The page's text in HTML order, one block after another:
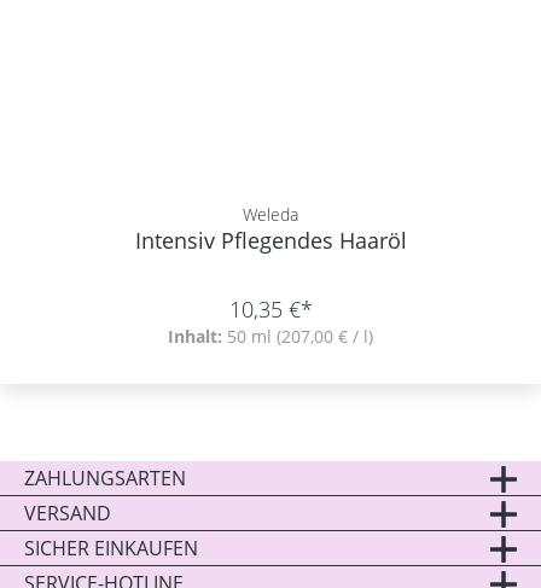
Weleda
Intensiv Pflegendes Haaröl
10,35 €*
Inhalt: 50 ml (207,00 € / l)
ZAHLUNGSARTEN
VERSAND
SICHER EINKAUFEN